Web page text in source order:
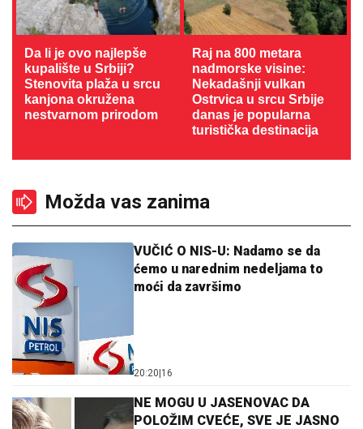
Da li je ovo najlepše
kupalište u Srbiji?
Stenovita plaža u srcu
kanjona okružena
nestvarnom prirodom
Raj na 800 metara
nadmorske visine:
Nekadašnji vulkan
Ostrvica u srcu Srbije
danas je popularna
turistička destinacija
Možda vas zanima
VUČIĆ O NIS-U: Nadamo se da
ćemo u narednim nedeljama to
moći da završimo
20:20 16
NE MOGU U JASENOVAC DA
POLOŽIM CVEĆE, SVE JE JASNO